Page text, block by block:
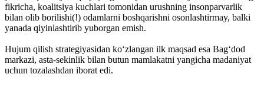
fikricha, koalitsiya kuchlari tomonidan urushning insonparvarlik
bilan olib borilishi(!) odamlarni boshqarishni osonlashtirmay, balki
yanada qiyin­lashtirib yuborgan emish.
Hujum qilish strategiyasidan ko‘zlangan ilk maqsad esa Bag‘dod
markazi, asta-sekinlik bilan butun mamlakatni yangicha madaniyat
uchun tozalashdan iborat edi.